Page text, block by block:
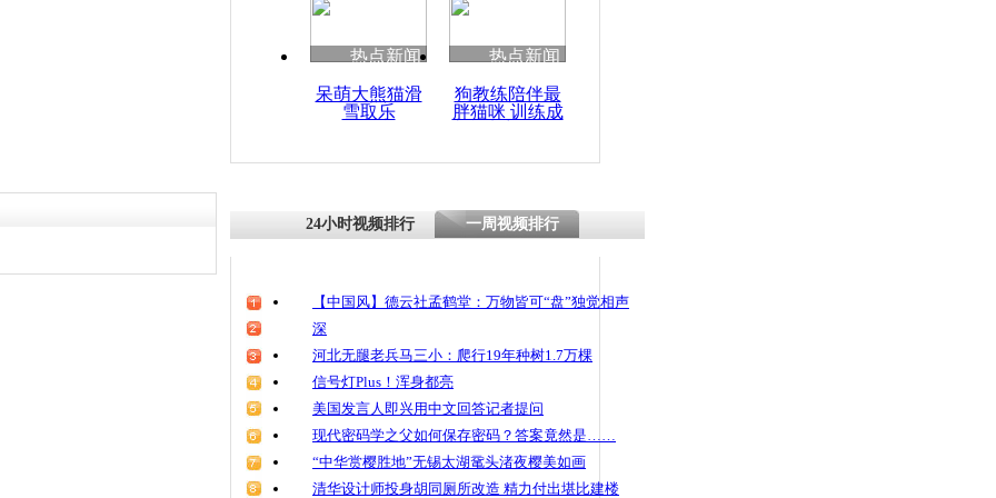
魂
热点新闻
呆萌大熊猫滑
雪取乐
热点新闻
狗教练陪伴最
胖猫咪 训练成
24小时视频排行 一周视频排行
【中国风】德云社孟鹤堂：万物皆可“盘”独觉相声
深
河北无腿老兵马三小：爬行19年种树1.7万棵
信号灯Plus！浑身都亮
美国发言人即兴用中文回答记者提问
现代密码学之父如何保存密码？答案竟然是……
“中华赏樱胜地”无锡太湖鼋头渚夜樱美如画
清华设计师投身胡同厕所改造 精力付出堪比建楼